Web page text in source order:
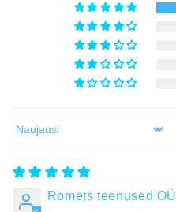
Sort by
Romets teenused OÜ